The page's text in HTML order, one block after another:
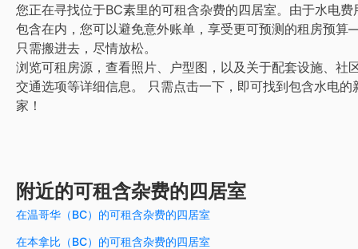
您正在寻找位于BC素里的可租含杂费的四居室。由于水电费
包含在内，您可以避免意外账单，享受更可预测的租房预
只需搬进去，尽情放松。
浏览可租房源，查看照片、户型图，以及关于配套设施、社
交通选项等详细信息。
只需点击一下，即可找到包含水电的
家！
附近的可租含杂费的四居室
在温哥华（BC）的可租含杂费的四居室
在本拿比（BC）的可租含杂费的四居室